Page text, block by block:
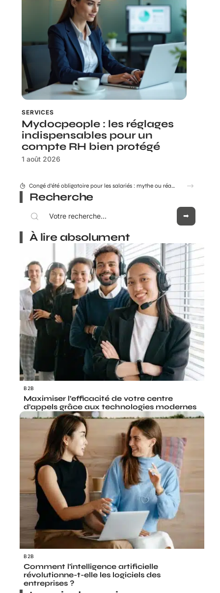
SERVICES
Mydocpeople : les réglages
indispensables pour un
compte RH bien protégé
1 août 2026
Combien coûte réellement le Consultant GEO Adrien Beaujeu en 2026 ?
Recherche
À lire absolument
B2B
Maximiser l’efficacité de votre centre
d’appels grâce aux technologies modernes
B2B
Comment l’intelligence artificielle
révolutionne-t-elle les logiciels des
entreprises ?